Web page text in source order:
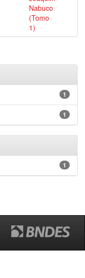
Nabuco
(Tomo
1)
1
1
1